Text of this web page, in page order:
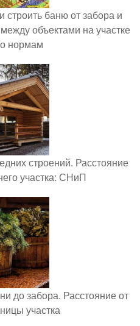
строить баню от забора и
объектами на участке
нормам
строений. Расстояние
участка: СНиП
до забора. Расстояние от
участка